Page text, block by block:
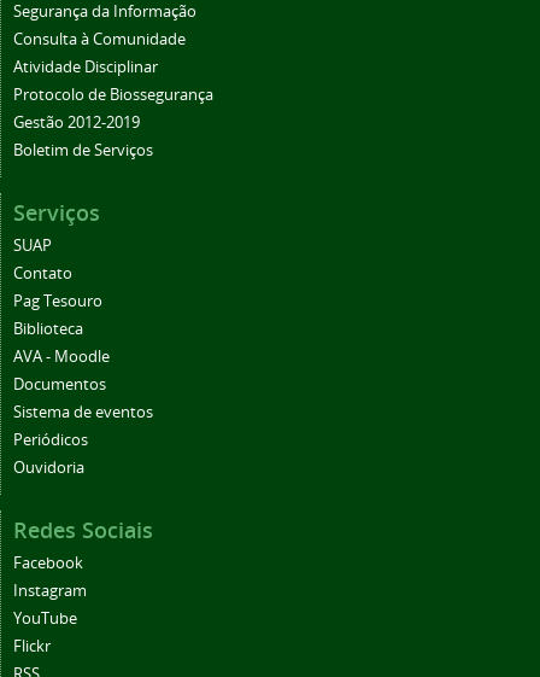
Segurança da Informação
Consulta à Comunidade
Atividade Disciplinar
Protocolo de Biossegurança
Gestão 2012-2019
Boletim de Serviços
Serviços
SUAP
Contato
Pag Tesouro
Biblioteca
AVA - Moodle
Documentos
Sistema de eventos
Periódicos
Ouvidoria
Redes Sociais
Facebook
Instagram
YouTube
Flickr